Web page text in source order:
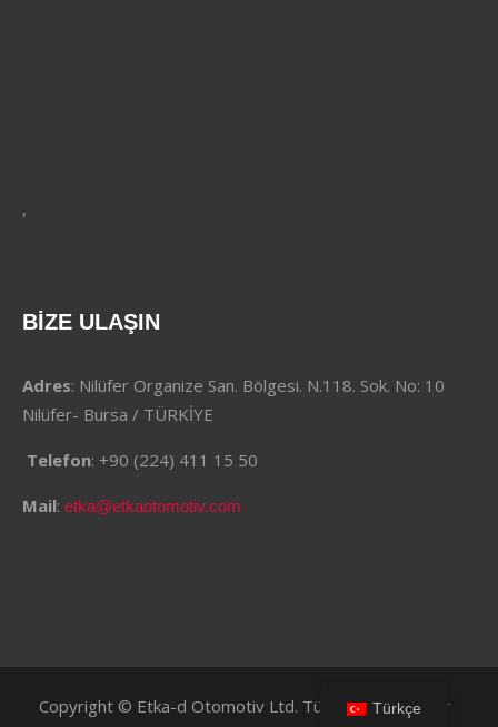
,
BİZE ULAŞIN
Adres: Nilüfer Organize San. Bölgesi. N.118. Sok. No: 10
Nilüfer- Bursa / TÜRKİYE
Telefon: +90 (224) 411 15 50
Mail: etka@etkaotomotiv.com
Copyright © Etka-d Otomotiv Ltd. Tüm Hakları Saklıdır
Türkçe